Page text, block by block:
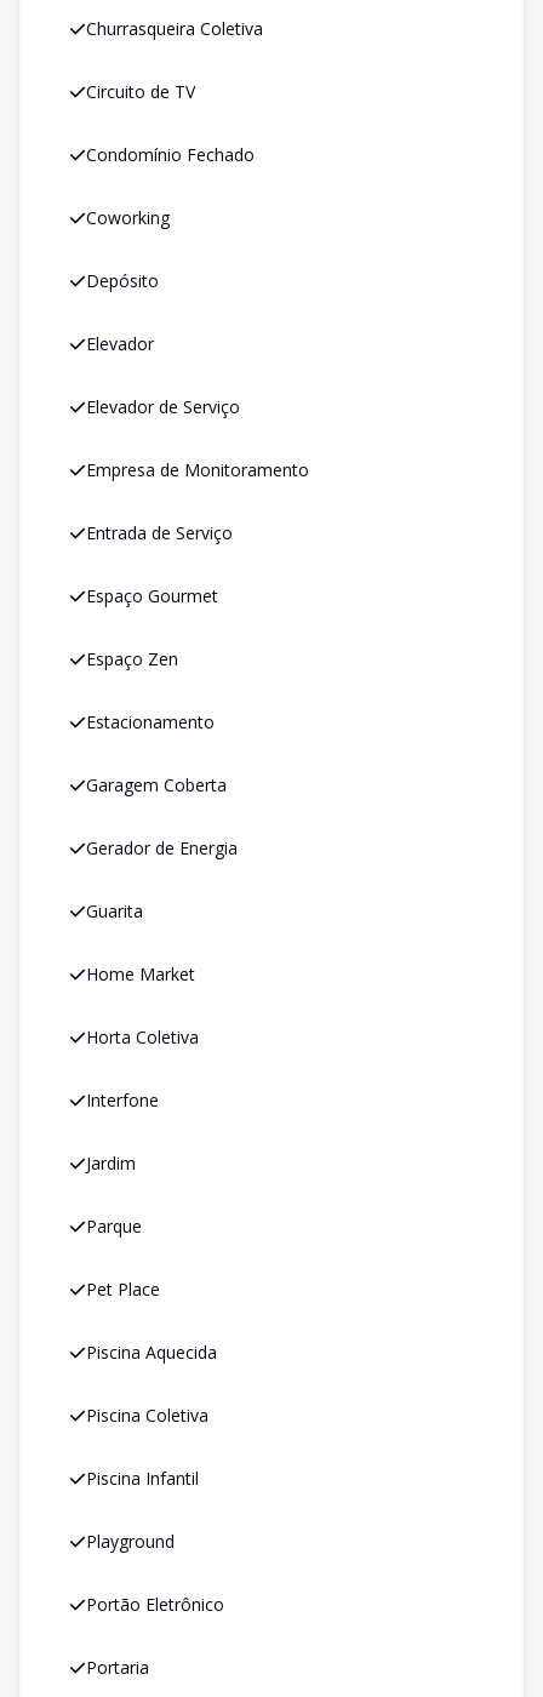
Churrasqueira Coletiva
Circuito de TV
Condomínio Fechado
Coworking
Depósito
Elevador
Elevador de Serviço
Empresa de Monitoramento
Entrada de Serviço
Espaço Gourmet
Espaço Zen
Estacionamento
Garagem Coberta
Gerador de Energia
Guarita
Home Market
Horta Coletiva
Interfone
Jardim
Parque
Pet Place
Piscina Aquecida
Piscina Coletiva
Piscina Infantil
Playground
Portão Eletrônico
Portaria